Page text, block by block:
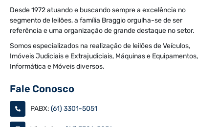
Desde 1972 atuando e buscando sempre a excelência no
segmento de leilões, a família Braggio orgulha-se de ser
referência e uma organização de grande destaque no setor.
Somos especializados na realização de leilões de Veículos,
Imóveis Judiciais e Extrajudiciais, Máquinas e Equipamentos,
Informática e Móveis diversos.
Fale Conosco
PABX: (61) 3301-5051